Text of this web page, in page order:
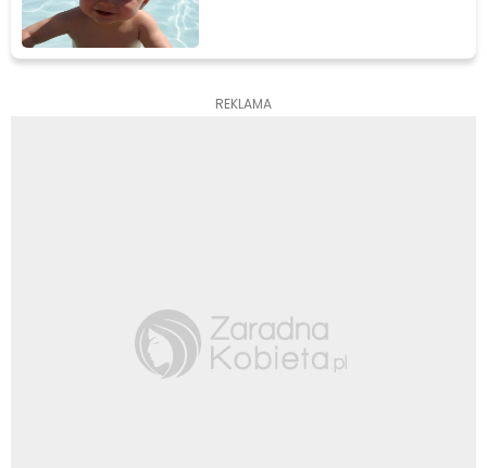
REKLAMA